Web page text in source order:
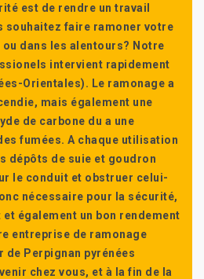
est de rendre un travail
souhaitez faire ramoner votre
dans les alentours? Notre
intervient rapidement
Orientales). Le ramonage a
mais également une
de carbone du a une
fumées. A chaque utilisation
dépôts de suie et goudron
le conduit et obstruer celui-
nécessaire pour la sécurité,
et également un bon rendement
entreprise de ramonage
Perpignan pyrénées
chez vous, et à la fin de la